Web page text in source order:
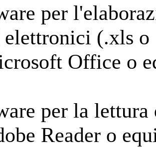
per
(.xls o
Office o
per la
Reader o